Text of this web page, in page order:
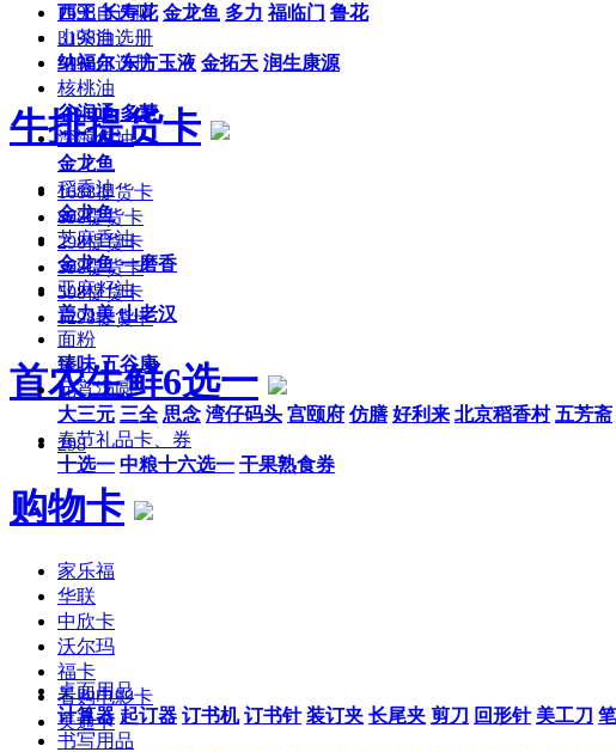
西王 长寿花 金龙鱼 多力 福临门 鲁花
山茶油
纳福尔 东方玉液 金拓天 润生康源
核桃油
谷润通 多慧
深海鱼油
金龙鱼
稻香油
金龙鱼
芝麻香油
金龙鱼 一磨香
亚麻籽油
盖力美 山老汉
面粉
臻味 五谷康
元宵汤圆
大三元 三全 思念 湾仔码头 宫颐府 仿膳 好利来 北京稻香村 五芳斋
春节礼品卡、券
十选一 中粮十六选一 干果熟食券
桌面用品
计算器 起订器 订书机 订书针 装订夹 长尾夹 剪刀 回形针 美工刀
书写用品
1698自选侧
3198自选册
5198自选册
牛排提货卡
1688提货卡
898提货卡
298提货卡
398提货卡
598提货卡
1298提货卡
首农生鲜6选一
298
购物卡
家乐福
华联
中欣卡
沃尔玛
福卡
看购电影卡
美通卡